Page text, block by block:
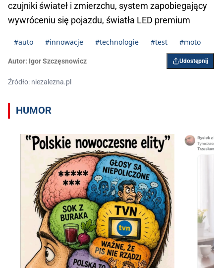
czujniki świateł i zmierzchu, system zapobiegający
wywróceniu się pojazdu, światła LED premium
#auto #innowacje #technologie #test #moto
Autor: Igor Szczęsnowicz Udostępnij
Źródło: niezalezna.pl
HUMOR